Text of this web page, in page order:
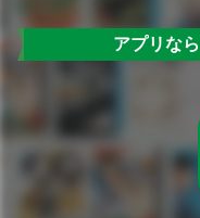
アプリな